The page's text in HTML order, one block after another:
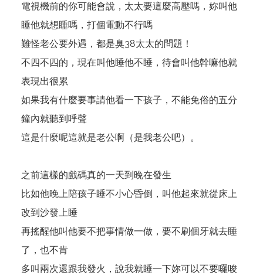
電視機前的你可能會說，太太要這麼高壓嗎，妳叫他
睡他就想睡嗎，打個電動不行嗎
難怪老公要外遇，都是臭38太太的問題！
不四不四的，現在叫他睡他不睡，待會叫他幹嘛他就
表現出很累
如果我有什麼要事請他看一下孩子，不能免俗的五分
鐘內就聽到呼聲
這是什麼呢這就是老公啊（是我老公吧）。
之前這樣的戲碼真的一天到晚在發生
比如他晚上陪孩子睡不小心昏倒，叫他起來就從床上
改到沙發上睡
再搖醒他叫他要不把事情做一做，要不刷個牙就去睡
了，也不肯
多叫兩次還跟我發火，說我就睡一下妳可以不要囉唆